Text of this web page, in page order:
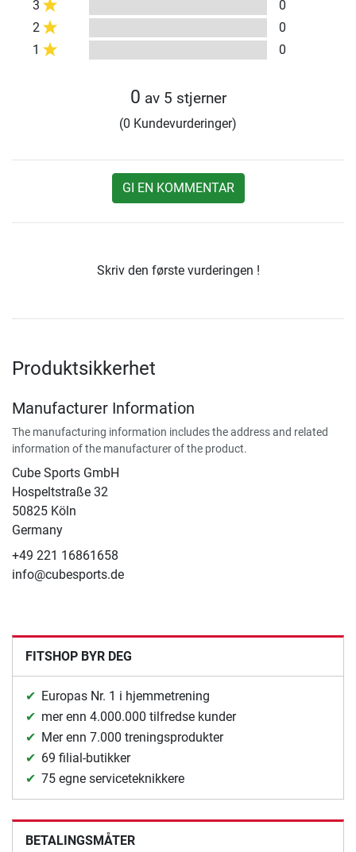
3
0
2
0
1
0
0 av 5 stjerner
(0 Kundevurderinger)
GI EN KOMMENTAR
Skriv den første vurderingen !
Produktsikkerhet
Manufacturer Information
The manufacturing information includes the address and related
information of the manufacturer of the product.
Cube Sports GmbH
Hospeltstraße 32
50825 Köln
Germany
+49 221 16861658
info@cubesports.de
FITSHOP BYR DEG
Europas Nr. 1 i hjemmetrening
mer enn 4.000.000 tilfredse kunder
Mer enn 7.000 treningsprodukter
69 filial-butikker
75 egne serviceteknikkere
BETALINGSMÅTER